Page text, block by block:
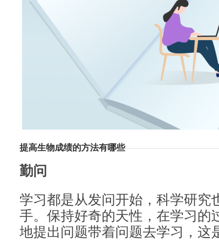
提高生物成绩的方法有哪些
勤问
学习都是从发问开始，科学研究
手。保持好奇的天性，在学习的
地提出问题带着问题去学习，这